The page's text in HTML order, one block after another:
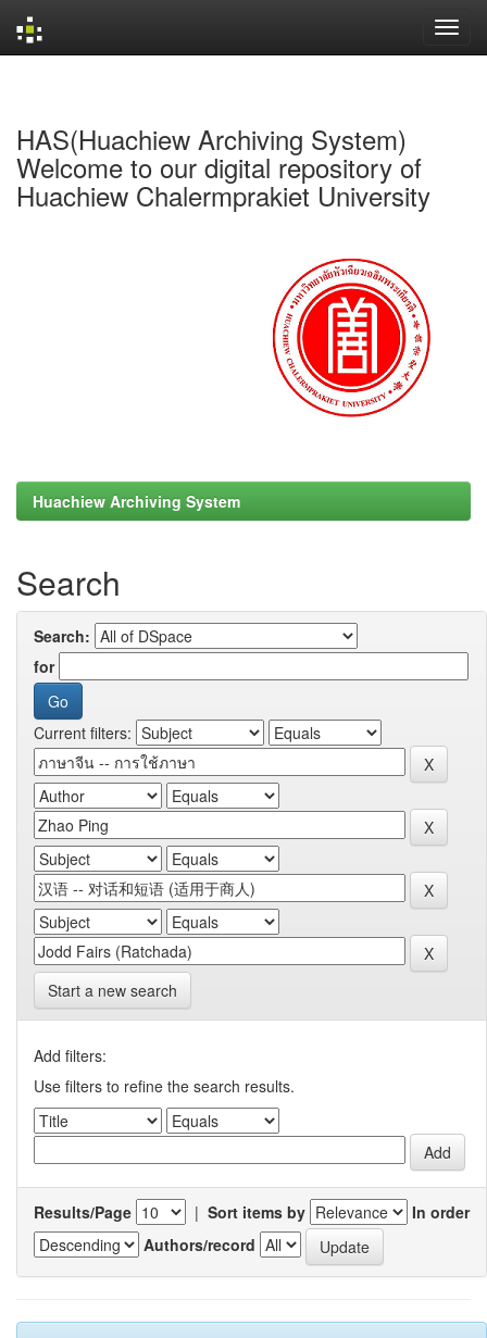
HAS(Huachiew Archiving System)
Welcome to our digital repository of
Huachiew Chalermprakiet University
Huachiew Archiving System
Search
Search:
for
Current filters:
Start a new search
Add filters:
Use filters to refine the search results.
Results/Page | Sort items by
In order
Authors/record